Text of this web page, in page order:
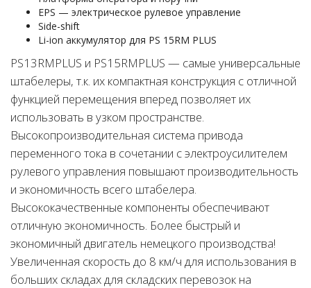
EPS — электрическое рулевое управление
Side-shift
Li-ion аккумулятор для PS 15RM PLUS
PS13RMPLUS и PS15RMPLUS — самые универсальные
штабелеры, т.к. их компактная конструкция с отличной
функцией перемещения вперед позволяет их
использовать в узком пространстве.
Высокопроизводительная система привода
переменного тока в сочетании с электроусилителем
рулевого управления повышают производительность
и экономичность всего штабелера.
Высококачественные компоненты обеспечивают
отличную экономичность. Более быстрый и
экономичный двигатель немецкого производства!
Увеличенная скорость до 8 км/ч для использования в
больших складах для складских перевозок на